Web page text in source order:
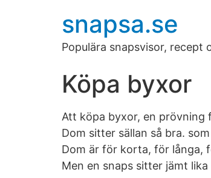
snapsa.se
Populära snapsvisor, recept
Köpa byxor
Att köpa byxor, en prövning
Dom sitter sällan så bra.
Dom är för korta, för långa,
Men en snaps sitter jämt lika